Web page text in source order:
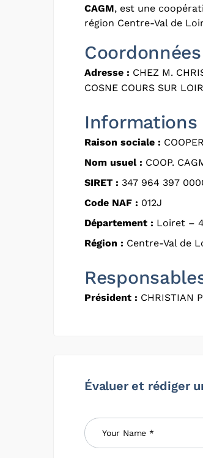
CAGM, est une
région Centre-Val de
Coordonnées
Adresse : CHEZ M.
COSNE COURS SUR
Raison sociale :
Nom usuel : COOP.
SIRET : 347 964 397
Code NAF : 012J
Département : Loiret –
Région : Centre-Val de
Président : CHRISTIAN
Évaluer et rédiger